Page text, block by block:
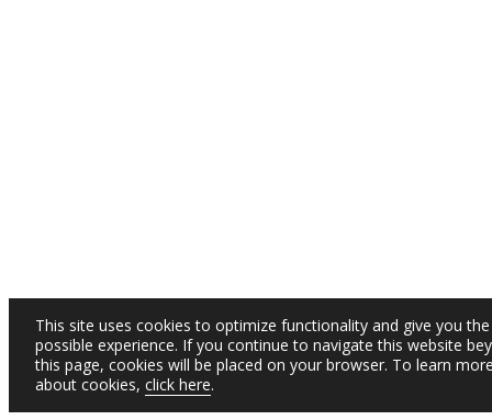
This site uses cookies to optimize functionality and give you
possible experience. If you continue to navigate this website
this page, cookies will be placed on your browser. To learn
about cookies, click here.